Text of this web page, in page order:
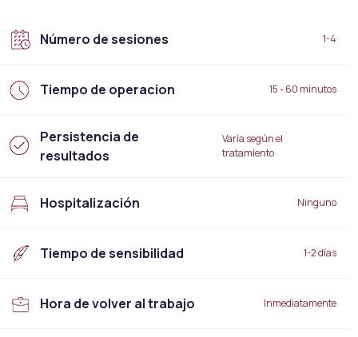
Número de sesiones 1-4
Tiempo de operacion 15 - 60 minutos
Persistencia de
resultados
Varía según el
tratamiento
Hospitalización Ninguno
Tiempo de sensibilidad 1-2 días
Hora de volver al trabajo Inmediatamente